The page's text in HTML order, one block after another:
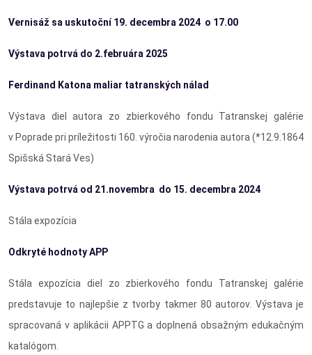
Vernisáž sa uskutoční 19. decembra 2024 o 17.00
Výstava potrvá do 2.februára 2025
Ferdinand Katona maliar tatranských nálad
Výstava diel autora zo zbierkového fondu Tatranskej galérie
v Poprade pri príležitosti 160. výročia narodenia autora (*12.9.1864
Spišská Stará Ves)
Výstava potrvá od 21.novembra do 15. decembra 2024
Stála expozícia
Odkryté hodnoty APP
Stála expozícia diel zo zbierkového fondu Tatranskej galérie
predstavuje to najlepšie z tvorby takmer 80 autorov. Výstava je
spracovaná v aplikácii APPTG a doplnená obsažným edukačným
katalógom.